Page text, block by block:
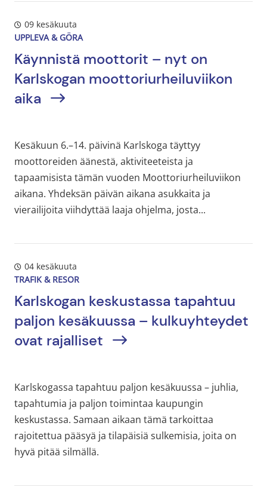
09 kesäkuuta
UPPLEVA & GÖRA
Käynnistä moottorit – nyt on
Karlskogan moottoriurheiluviikon
aika
Kesäkuun 6.–14. päivinä Karlskoga täyttyy
moottoreiden äänestä, aktiviteeteista ja
tapaamisista tämän vuoden Moottoriurheiluviikon
aikana. Yhdeksän päivän aikana asukkaita ja
vierailijoita viihdyttää laaja ohjelma, josta...
04 kesäkuuta
TRAFIK & RESOR
Karlskogan keskustassa tapahtuu
paljon kesäkuussa – kulkuyhteydet
ovat rajalliset
Karlskogassa tapahtuu paljon kesäkuussa – juhlia,
tapahtumia ja paljon toimintaa kaupungin
keskustassa. Samaan aikaan tämä tarkoittaa
rajoitettua pääsyä ja tilapäisiä sulkemisia, joita on
hyvä pitää silmällä.